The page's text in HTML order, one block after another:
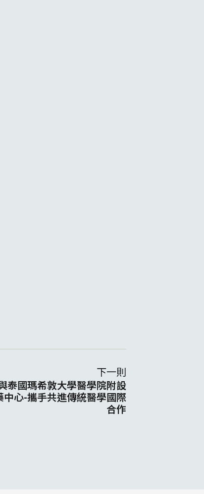
下一則
泰國瑪希敦大學醫學院附設
心-攜手共進傳統醫學國際
合作